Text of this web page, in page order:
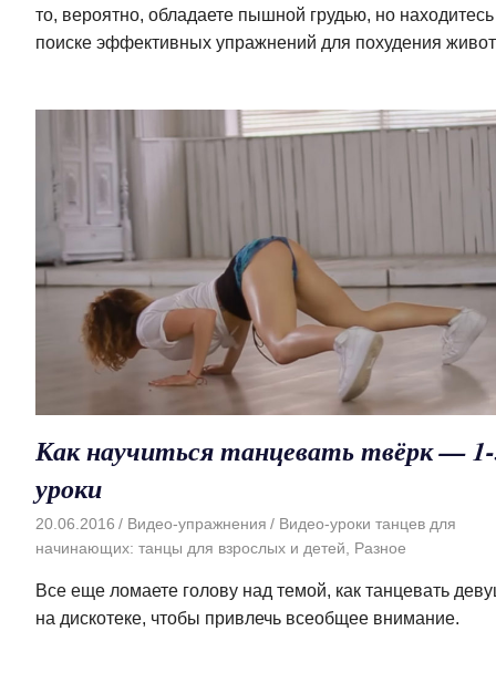
то, вероятно, обладаете пышной грудью, но
поиске эффективных упражнений для похудения
Как научиться танцевать твёрк —
уроки
20.06.2016 Видео-упражнения
Видео-уроки танцев для
начинающих: танцы для взрослых и детей
Разное
Все еще ломаете голову над темой, как танцевать
на дискотеке, чтобы привлечь всеобщее внимание.